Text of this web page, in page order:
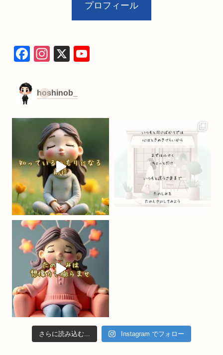
プロフィール
F
c
e
b
o
k
In
a
gr
a
m
X
u
C
h
a
n
n
el
hoshinob_
さらに読み込む... Instagram でフォロー